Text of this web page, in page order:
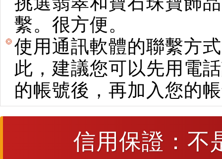
繫。很方便。
使用通訊軟體的聯繫方
此，建議您可以先用電
的帳號後，再加入您的
信用保證：不